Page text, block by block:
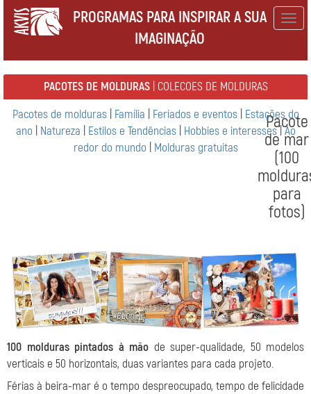
PROGRAMAS PARA INSPIRAR A SUA
IMAGINAÇÃO
PACOTES DE MOLDURAS| COLECOES DE MOLDURAS
Pacotes de molduras Família Feriados e eventos Estações do
ano
Natureza Estilos e Tendências Hobbies e interesses|Ao
redor do mundo
Molduras gratuitas
Pacote
de mar
(100
para
fotos)
100 molduras pintados à mão de super-qualidade, 50 modelos
verticais e 50 horizontais, duas variantes para cada projeto.
Férias à beira-mar é o tempo despreocupado, tempo de felicidade